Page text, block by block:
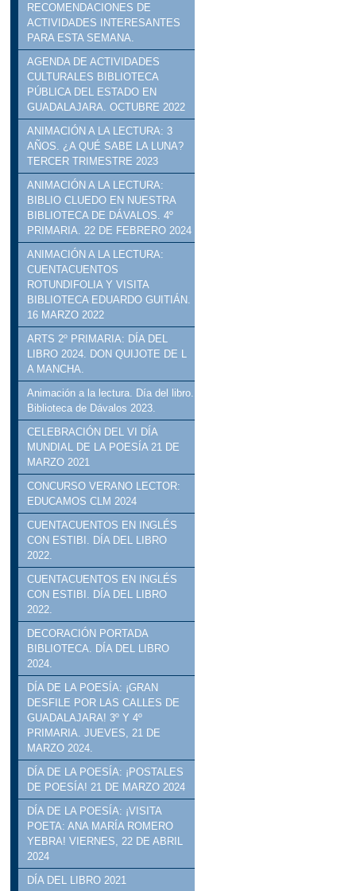
RECOMENDACIONES DE
ACTIVIDADES INTERESANTES
PARA ESTA SEMANA.
AGENDA DE ACTIVIDADES
CULTURALES BIBLIOTECA
PÚBLICA DEL ESTADO EN
GUADALAJARA. OCTUBRE 2022
ANIMACIÓN A LA LECTURA: 3
AÑOS. ¿A QUÉ SABE LA LUNA?
TERCER TRIMESTRE 2023
ANIMACIÓN A LA LECTURA:
BIBLIO CLUEDO EN NUESTRA
BIBLIOTECA DE DÁVALOS. 4º
PRIMARIA. 22 DE FEBRERO 2024
ANIMACIÓN A LA LECTURA:
CUENTACUENTOS
ROTUNDIFOLIA Y VISITA
BIBLIOTECA EDUARDO GUITIÁN.
16 MARZO 2022
ARTS 2º PRIMARIA: DÍA DEL
LIBRO 2024. DON QUIJOTE DE L
A MANCHA.
Animación a la lectura. Día del libro.
Biblioteca de Dávalos 2023.
CELEBRACIÓN DEL VI DÍA
MUNDIAL DE LA POESÍA 21 DE
MARZO 2021
CONCURSO VERANO LECTOR:
EDUCAMOS CLM 2024
CUENTACUENTOS EN INGLÉS
CON ESTIBI. DÍA DEL LIBRO
2022.
CUENTACUENTOS EN INGLÉS
CON ESTIBI. DÍA DEL LIBRO
2022.
DECORACIÓN PORTADA
BIBLIOTECA. DÍA DEL LIBRO
2024.
DÍA DE LA POESÍA: ¡GRAN
DESFILE POR LAS CALLES DE
GUADALAJARA! 3º Y 4º
PRIMARIA. JUEVES, 21 DE
MARZO 2024.
DÍA DE LA POESÍA: ¡POSTALES
DE POESÍA! 21 DE MARZO 2024
DÍA DE LA POESÍA: ¡VISITA
POETA: ANA MARÍA ROMERO
YEBRA! VIERNES, 22 DE ABRIL
2024
DÍA DEL LIBRO 2021